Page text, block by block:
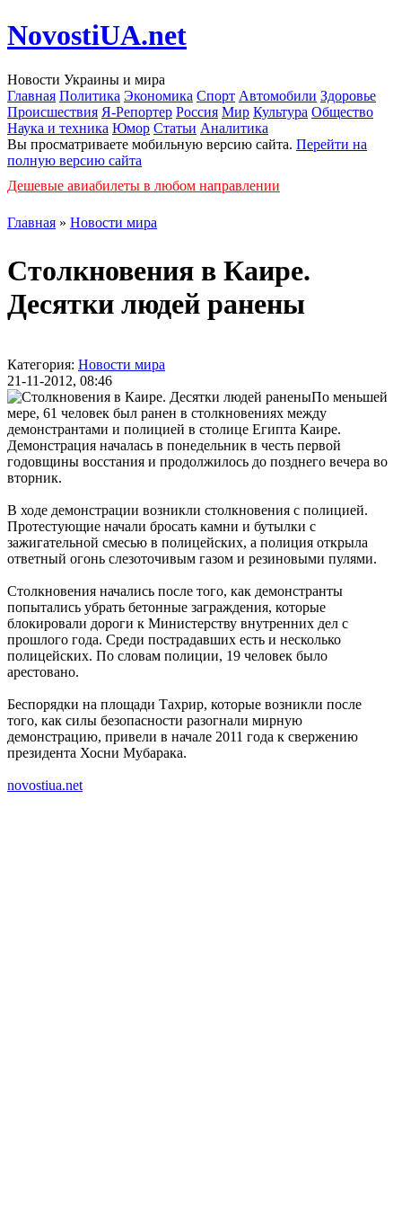
NovostiUA.net
Новости Украины и мира
Главная Политика Экономика Спорт Автомобили Здоровье
Происшествия Я-Репортер Россия Мир Культура Общество
Наука и техника Юмор Статьи Аналитика
Вы просматриваете мобильную версию сайта. Перейти на
полную версию сайта
Дешевые авиабилеты в любом направлении
Главная » Новости мира
Столкновения в Каире.
Десятки людей ранены
Категория: Новости мира
21-11-2012, 08:46
По меньшей
мере, 61 человек был ранен в столкновениях между
демонстрантами и полицией в столице Египта Каире.
Демонстрация началась в понедельник в честь первой
годовщины восстания и продолжилось до позднего вечера во
вторник.
В ходе демонстрации возникли столкновения с полицией.
Протестующие начали бросать камни и бутылки с
зажигательной смесью в полицейских, а полиция открыла
ответный огонь слезоточивым газом и резиновыми пулями.
Столкновения начались после того, как демонстранты
попытались убрать бетонные заграждения, которые
блокировали дороги к Министерству внутренних дел с
прошлого года. Среди пострадавших есть и несколько
полицейских. По словам полиции, 19 человек было
арестовано.
Беспорядки на площади Тахрир, которые возникли после
того, как силы безопасности разогнали мирную
демонстрацию, привели в начале 2011 года к свержению
президента Хосни Мубарака.
novostiua.net